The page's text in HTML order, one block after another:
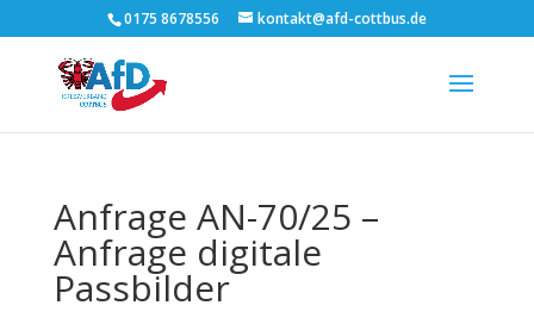
0175 8678556 kontakt@afd-cottbus.de
Anfrage AN-70/25 –
Anfrage digitale
Passbilder